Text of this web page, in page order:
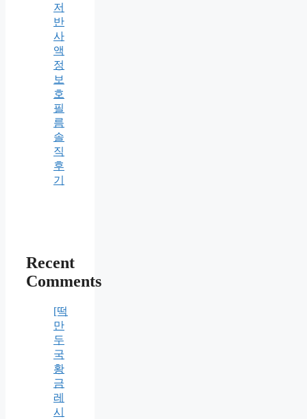
저
반
사
액
정
보
호
필
름
솔
직
후
기
Recent
Comments
[떡
만
두
국
황
금
레
시